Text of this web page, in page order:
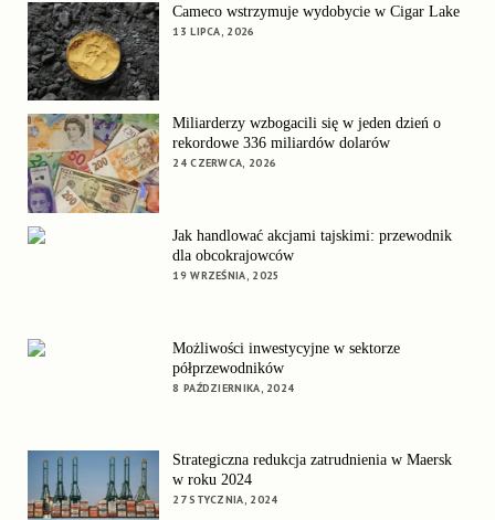
Cameco wstrzymuje wydobycie w Cigar Lake
13 LIPCA, 2026
Miliarderzy wzbogacili się w jeden dzień o
rekordowe 336 miliardów dolarów
24 CZERWCA, 2026
Jak handlować akcjami tajskimi: przewodnik
dla obcokrajowców
19 WRZEŚNIA, 2025
Możliwości inwestycyjne w sektorze
półprzewodników
8 PAŹDZIERNIKA, 2024
Strategiczna redukcja zatrudnienia w Maersk
w roku 2024
27 STYCZNIA, 2024